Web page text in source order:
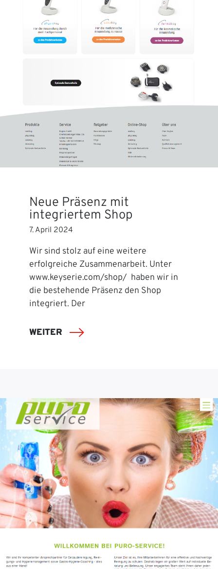
Neue Präsenz mit
integriertem Shop
7. April 2024
Wir sind stolz auf eine weitere
erfolgreiche Zusammenarbeit. Unter
www.keyserie.com/shop/ haben wir in
die bestehende Präsenz den Shop
integriert. Der
WEITER